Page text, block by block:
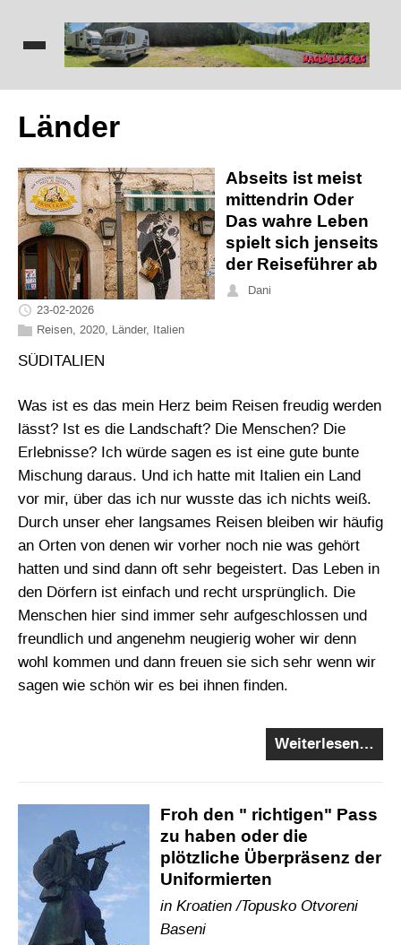
Länder
Abseits ist meist
mittendrin Oder
Das wahre Leben
spielt sich jenseits
der Reiseführer ab
Dani
23-02-2026
Reisen, 2020, Länder, Italien
SÜDITALIEN
Was ist es das mein Herz beim Reisen freudig werden
lässt? Ist es die Landschaft? Die Menschen? Die
Erlebnisse? Ich würde sagen es ist eine gute bunte
Mischung daraus. Und ich hatte mit Italien ein Land
vor mir, über das ich nur wusste das ich nichts weiß.
Durch unser eher langsames Reisen bleiben wir häufig
an Orten von denen wir vorher noch nie was gehört
hatten und sind dann oft sehr begeistert. Das Leben in
den Dörfern ist einfach und recht ursprünglich. Die
Menschen hier sind immer sehr aufgeschlossen und
freundlich und angenehm neugierig woher wir denn
wohl kommen und dann freuen sie sich sehr wenn wir
sagen wie schön wir es bei ihnen finden.
Weiterlesen…
Froh den " richtigen" Pass
zu haben oder die
plötzliche Überpräsenz der
Uniformierten
in Kroatien /Topusko Otvoreni
Baseni